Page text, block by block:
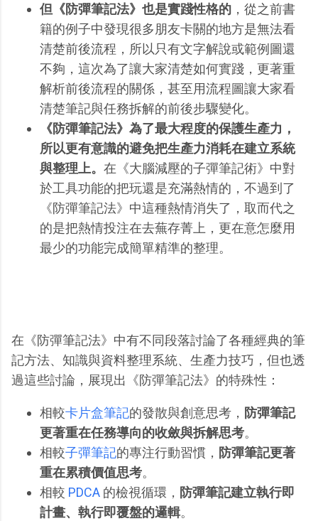
但《防彈筆記法》也是實踐性格的 ，從之前書
籍的例子中發現很多朋友卡關的地方是無法看
清楚前後流程，所以只有文字解說或範例圖還
不夠，這次為了讓大家清楚如何實踐，更著重
解析前後流程的關係，甚至用流程圖讓大家看
清楚筆記與任務拆解的前後步驟變化。
《防彈筆記法》為了最大程度的保護生產力，
所以更有意識的避免把生產力消耗在建立系統
與整理上。 在《大腦減壓的子彈筆記術》中對
於工具功能的把玩還是充滿熱情的，不過到了
《防彈筆記法》中這種熱情消失了，取而代之
的是把熱情投注在去蕪存菁上，更在意怎麼用
最少的功能完成簡單精準的整理。
在《防彈筆記法》中有不同段落討論了各種經典的筆
記方法、知識與資料整理系統、生產力技巧，但也透
過這些討論，展現出《防彈筆記法》的特殊性：
相較卡片盒筆記的發散與創意思考， 防彈筆記
更著重在任務導向的收斂與拆解思考。
相較子彈筆記的專注行動習慣， 防彈筆記更著
重在累積價值思考。
相較 PDCA 的檢視循環， 防彈筆記建立執行即
計畫、執行即覆盤的邏輯。